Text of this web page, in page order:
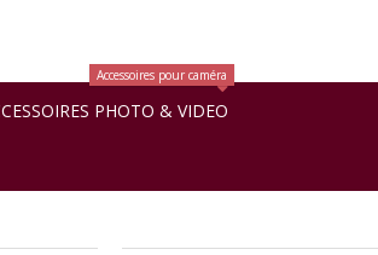
PHOTO & VIDEO
Accessoires pour caméra